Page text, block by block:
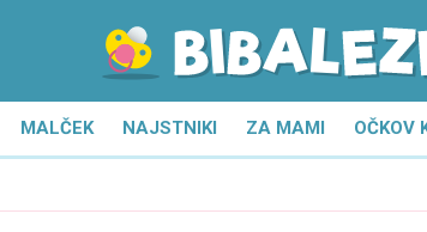
MALČEK NAJSTNIKI ZA MAMI OČKOV